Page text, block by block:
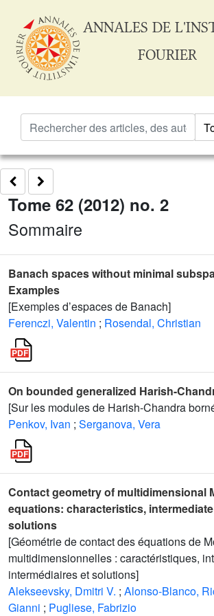
ANNALES DE
FOURIER
Tome 62 (2012) no. 2
Sommaire
Banach spaces without minimal
Examples
[Exemples d’espaces de Banach]
Ferenczi, Valentin ; Rosendal, Christian
On bounded generalized Harish-
[Sur les modules de Harish-Chandra
Penkov, Ivan ; Serganova, Vera
Contact geometry of multidimensional
equations: characteristics,
solutions
[Géométrie de contact des équations de
multidimensionnelles : caractéristiques,
intermédiaires et solutions]
Alekseevsky, Dmitri V. ; Alonso-Blanco,
Gianni ; Pugliese, Fabrizio